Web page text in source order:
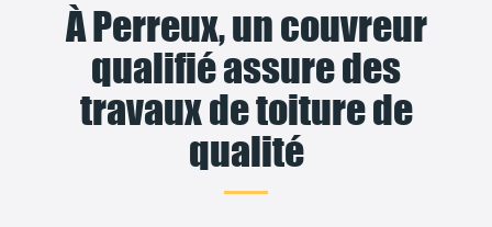
À Perreux, un couvreur
qualifié assure des
travaux de toiture de
qualité